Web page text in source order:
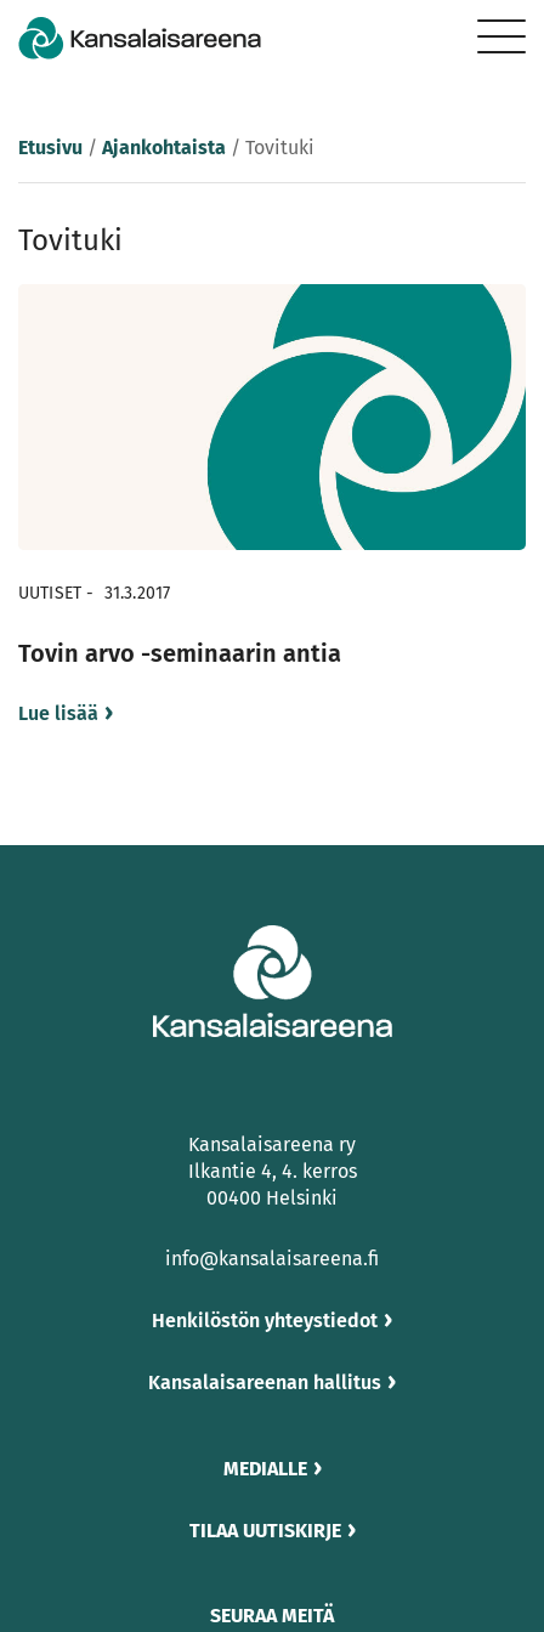
Etusivu / Ajankohtaista / Tovituki
Tovituki
UUTISET - 31.3.2017
Tovin arvo -seminaarin antia
Lue lisää
Kansalaisareena ry
Ilkantie 4, 4. kerros
00400 Helsinki
info@kansalaisareena.fi
Henkilöstön yhteystiedot
Kansalaisareenan hallitus
MEDIALLE
TILAA UUTISKIRJE
SEURAA MEITÄ